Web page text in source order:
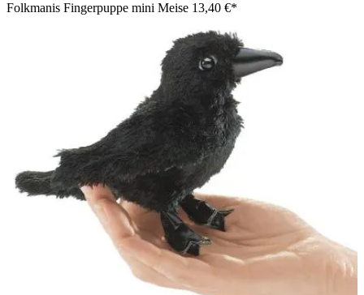
Folkmanis Fingerpuppe mini Meise 13,40 €*